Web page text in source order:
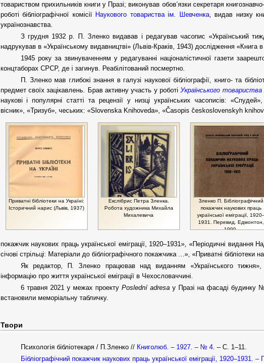
товариством прихильників книги у Празі; виконував обов’язки секретаря
роботі бібліографічної комісії Наукового товариства ім. Шевченка, видав низку
українознавства.
З грудня 1932 р. П. Зленко видавав і редагував часопис «Український
надрукував в «Українському видавництві» (Львів-Краків, 1943) дослідження «Книга в
1945 року за звинуваченням у редагуванні націоналістичної газети
концтаборах СРСР, де і загинув. Реабілітований посмертно.
П. Зленко мав глибокі знання в галузі наукової бібліографії, книго- та
предмет своїх зацікавлень. Брав активну участь у роботіУкраїнського товариства
наукові і популярні статті та рецензії у низці українських часописів: «Спудей»,
вісник», «Тризуб», чеських: «Slovеnska Knihoveda», «Časopis československyh
Приватні бібліотеки на Україні:
Історичний нарис (Львів, 1937)
Екслібрис Петра Зленка.
Робота художника Михайла
Михалевича
Зленко П. Бібліографічний
покажчик наукових праць
української еміграції,
1931. Перевид. Едмонтон,
1990.
покажчик наукових праць української еміграції, 1920–1931», «Періодичні видання
січові стрільці: Матеріали до бібліографічного покажчика ...», «Приватні бібліотеки
Як редактор, П. Зленко працював над виданням «Українського тижня»,
інформацію про життя української еміграції в Чехословаччині.
6 травня 2021 у межах проекту Poslední adresaу Празі на фасаді будинку
встановили меморіальну табличку.
Твори
Психологія бібліотекаря / П.Зленко // Книголюб. – 1927. – № 4. – С. 1–11.
Бібліографічний покажчик наукових праць української еміграції, 1920–1931. –